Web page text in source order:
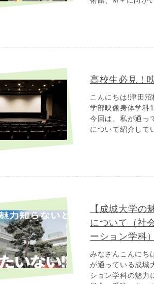
高校生必見！
こんにちは!津田
学部映像身体学科
今回は、私が通っ
について紹介して
【成城大学の
について（社
ーション学科
みなさんこんにち
が通っている成城
ション学科の魅力